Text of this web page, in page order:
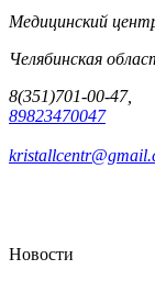
Медицинский
Челябинская
8(351)701-00-47,
89823470047
Новости